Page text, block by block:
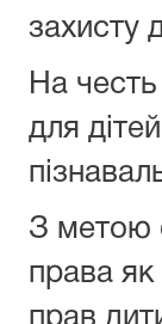
захисту
На
для
З метою
права як
прав